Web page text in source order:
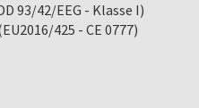
93/42/EEG - Klasse I)
425 - CE 0777)